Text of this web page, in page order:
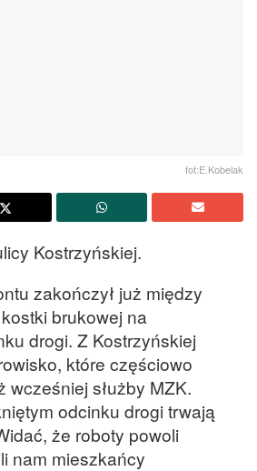
fot:E.Kobelak
Kostrzyńskiej.
zakończył już między
brukowej na
drogi. Z Kostrzyńskiej
które częściowo
wcześniej służby MZK.
odcinku drogi trwają
że roboty powoli
nam mieszkańcy